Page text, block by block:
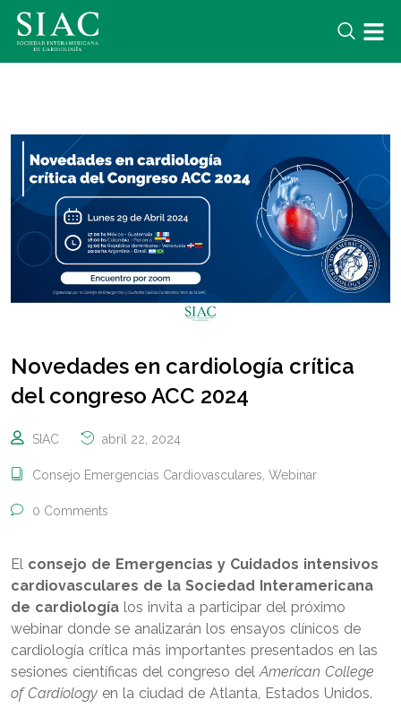
Novedades en cardiología crítica
del congreso ACC 2024
SIAC abril 22, 2024
Consejo Emergencias Cardiovasculares Webinar
0 Comments
El consejo de Emergencias y Cuidados intensivos
cardiovasculares de la Sociedad Interamericana
de cardiología los invita a participar del próximo
webinar donde se analizarán los ensayos clínicos de
cardiología crítica más importantes presentados en las
sesiones científicas del congreso delAmerican College
of Cardiology en la ciudad de Atlanta, Estados Unidos.